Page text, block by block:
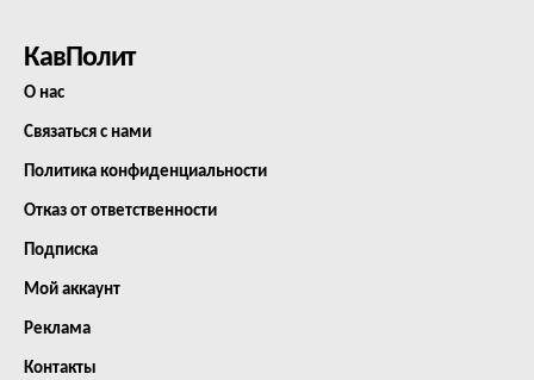
КавПолит
О нас
Связаться с нами
Политика конфиденциальности
Отказ от ответственности
Подписка
Мой аккаунт
Реклама
Контакты